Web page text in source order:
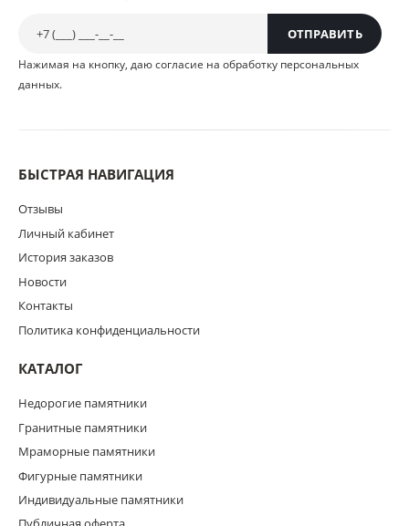
Нажимая на кнопку, даю согласие на обработку персональных
данных.
БЫСТРАЯ НАВИГАЦИЯ
Отзывы
Личный кабинет
История заказов
Новости
Контакты
Политика конфиденциальности
КАТАЛОГ
Недорогие памятники
Гранитные памятники
Мраморные памятники
Фигурные памятники
Индивидуальные памятники